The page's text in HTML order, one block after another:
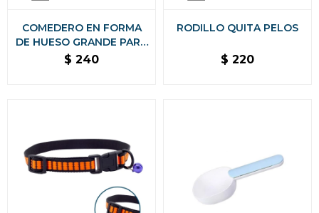
COMEDERO EN FORMA
DE HUESO GRANDE PARA
PERRO
$ 240
RODILLO QUITA PELOS
$ 220